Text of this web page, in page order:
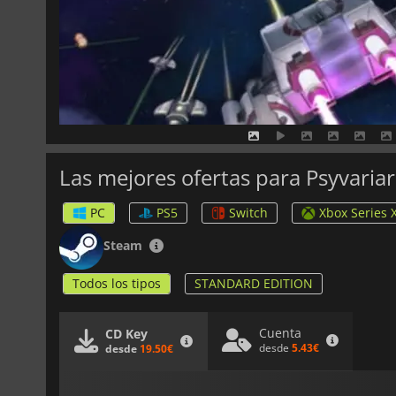
Las mejores ofertas para
PC PS5 Switch Xbox Series
Steam
Todos los tipos STANDARD EDITION
CD Key
desde 19.50€
Cuenta
desde 5.43€